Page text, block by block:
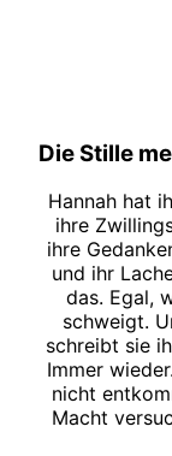
Die Stille
Hannah hat
ihre
ihre
und ihr
das. Egal,
schweigt.
schreibt sie
Immer
nicht
Macht